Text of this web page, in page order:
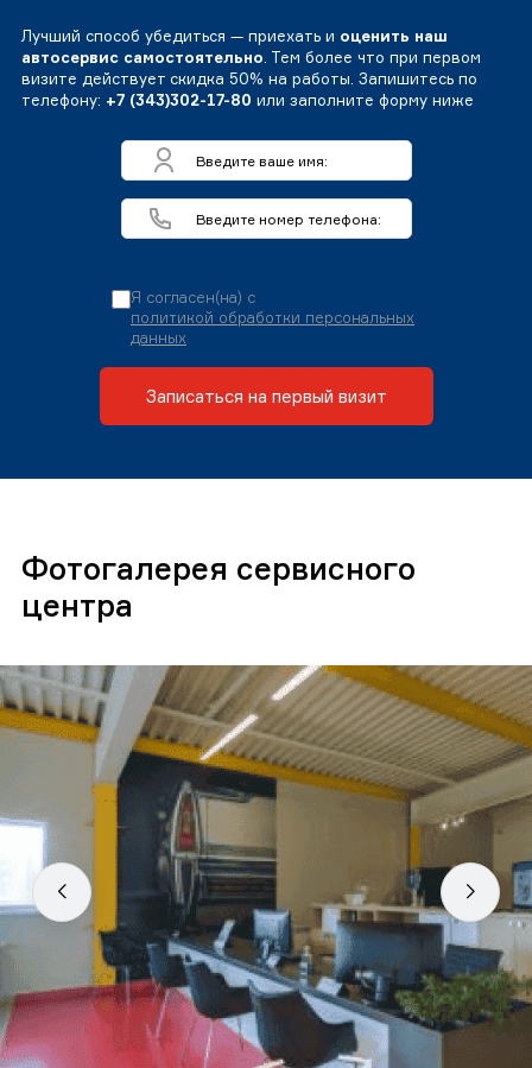
Лучший способ убедиться — приехать и оценить наш
автосервис самостоятельно. Тем более что при первом
визите действует скидка 50% на работы. Запишитесь по
телефону: +7 (343)302-17-80 или заполните форму ниже
Я согласен(на) с
политикой обработки персональных
данных
Записаться на первый визит
Фотогалерея сервисного
центра